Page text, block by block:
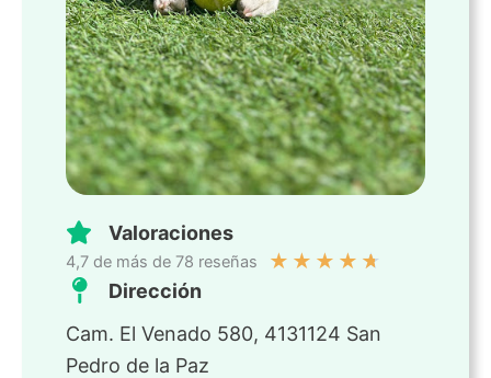
Valoraciones
4,7 de más de 78 reseñas ★ ★ ★ ★ ★
Dirección
Cam. El Venado 580, 4131124 San
Pedro de la Paz